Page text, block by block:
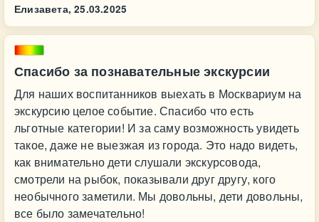
Елизавета, 25.03.2025
Спасибо за познавательные экскурсии
Для наших воспитанников выехать в Москвариум на
экскурсию целое событие. Спасибо что есть
льготные категории! И за саму возможность увидеть
такое, даже не выезжая из города. Это надо видеть,
как внимательно дети слушали экскурсовода,
смотрели на рыбок, показывали друг другу, кого
необычного заметили. Мы довольны, дети довольны,
все было замечательно!